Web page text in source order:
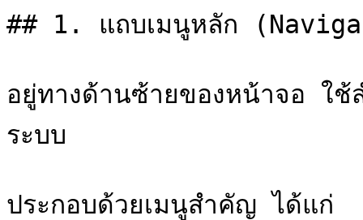
## 1. แถบเมนูหลัก
อยู่ทางด้านซ้ายของหน้าจอ ใช้
ระบบ
ประกอบด้วยเมนูสำคัญ ได้แก่